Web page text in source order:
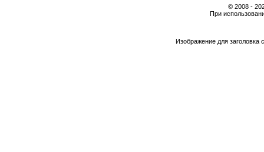
© 2008 -
При
Изображение для